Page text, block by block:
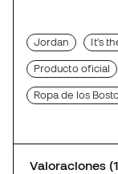
Jordan It's
Producto oficial
Ropa de los